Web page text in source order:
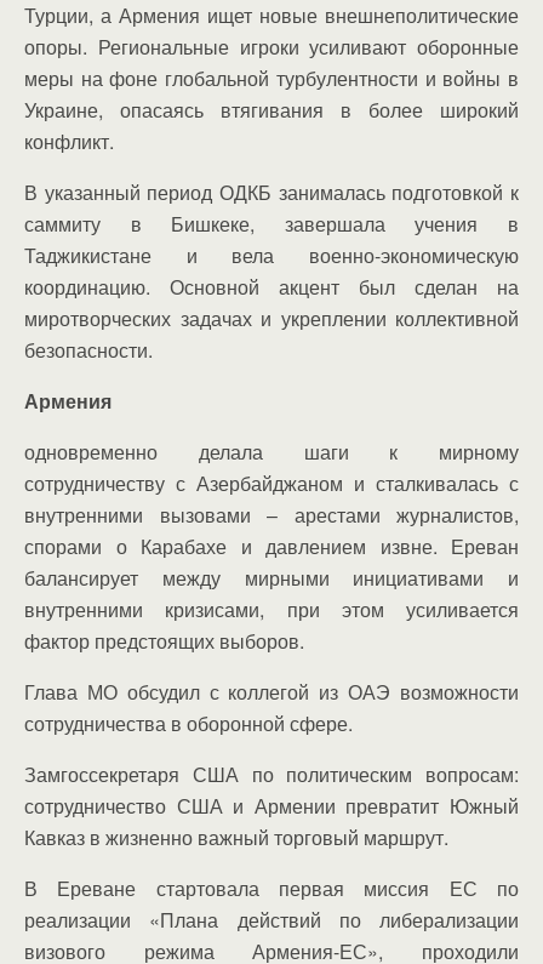
Турции, а Армения ищет новые внешнеполитические
опоры. Региональные игроки усиливают оборонные
меры на фоне глобальной турбулентности и войны в
Украине, опасаясь втягивания в более широкий
конфликт.
В указанный период ОДКБ занималась подготовкой к
саммиту в Бишкеке, завершала учения в
Таджикистане и вела военно‑экономическую
координацию. Основной акцент был сделан на
миротворческих задачах и укреплении коллективной
безопасности.
Армения
одновременно делала шаги к мирному
сотрудничеству с Азербайджаном и сталкивалась с
внутренними вызовами – арестами журналистов,
спорами о Карабахе и давлением извне. Ереван
балансирует между мирными инициативами и
внутренними кризисами, при этом усиливается
фактор предстоящих выборов.
Глава МО обсудил с коллегой из ОАЭ возможности
сотрудничества в оборонной сфере.
Замгоссекретаря США по политическим вопросам:
сотрудничество США и Армении превратит Южный
Кавказ в жизненно важный торговый маршрут.
В Ереване стартовала первая миссия ЕС по
реализации «Плана действий по либерализации
визового режима Армения-ЕС», проходили